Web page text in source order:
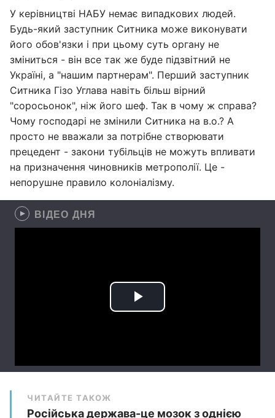
У керівництві НАБУ немає випадкових людей.
Будь-який заступник Ситника може виконувати
його обов'язки і при цьому суть органу не
зміниться - він все так же буде підзвітний не
Україні, а "нашим партнерам". Перший заступник
Ситника Гізо Углава навіть більш вірний
"соросьонок", ніж його шеф. Так в чому ж справа?
Чому господарі не змінили Ситника на в.о.? А
просто не вважали за потрібне створювати
прецедент - закони тубільців не можуть впливати
на призначення чиновників метрополії. Це -
непорушне правило колоніалізму.
ВІДЕО ДНЯ
ЧИТАЙТЕ ТАКОЖ
Російська держава-це мозок з однією